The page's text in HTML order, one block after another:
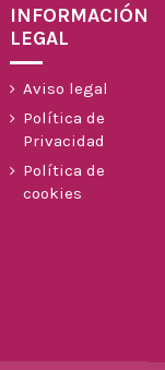
INFORMACIÓN
LEGAL
Aviso legal
Política de
Privacidad
Política de
cookies